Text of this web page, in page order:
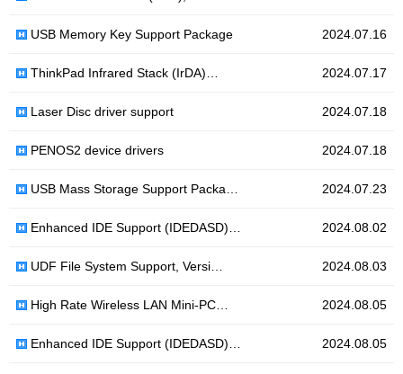
2024.07.16
USB Memory Key Support Package
2024.07.17
ThinkPad Infrared Stack (IrDA)…
2024.07.18
Laser Disc driver support
2024.07.18
PENOS2 device drivers
2024.07.23
USB Mass Storage Support Packa…
2024.08.02
Enhanced IDE Support (IDEDASD)…
2024.08.03
UDF File System Support, Versi…
2024.08.05
High Rate Wireless LAN Mini-PC…
2024.08.05
Enhanced IDE Support (IDEDASD)…